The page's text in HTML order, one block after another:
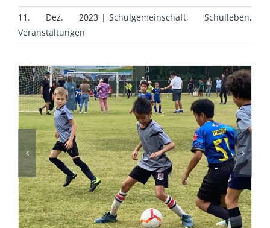
11. Dez. 2023 | Schulgemeinschaft, Schulleben,
Veranstaltungen